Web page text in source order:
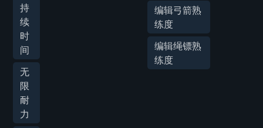
持
续
时
间
无
限
耐
力
编辑弓箭熟
练度
编辑绳镖熟
练度